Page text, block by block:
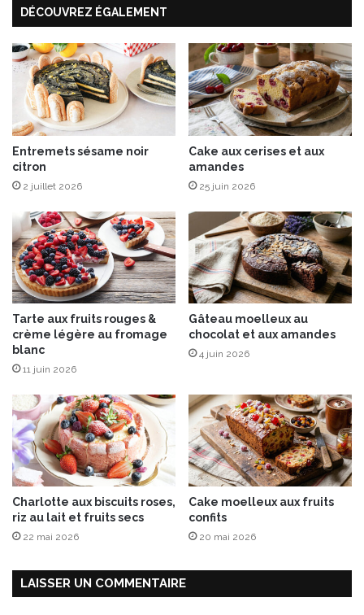
e
l
l
d
e
r
e
à
l
M
o
u
t
a
r
d
e
DÉCOUVREZ ÉGALEMENT
Entremets sésame noir
citron
2 juillet 2026
Cake aux cerises et aux
amandes
25 juin 2026
Tarte aux fruits rouges &
crème légère au fromage
blanc
11 juin 2026
Gâteau moelleux au
chocolat et aux amandes
4 juin 2026
Charlotte aux biscuits roses,
riz au lait et fruits secs
22 mai 2026
Cake moelleux aux fruits
confits
20 mai 2026
LAISSER UN COMMENTAIRE